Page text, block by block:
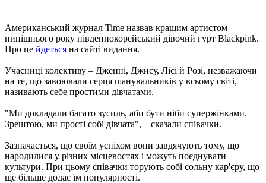
Американський журнал Time назвав кращим артистом
нинішнього року південнокорейський дівочий гурт Blackpink.
Про це йдеться на сайті видання.
Учасниці колективу – Дженні, Джису, Лісі й Розі, незважаючи
на те, що завоювали серця шанувальників у всьому світі,
називають себе простими дівчатами.
"Ми докладали багато зусиль, аби бути ніби супержінками.
Зрештою, ми прості собі дівчата", – сказали співачки.
Зазначається, що своїм успіхом вони завдячують тому, що
народилися у різних місцевостях і можуть поєднувати
культури. При цьому співачки торують собі сольну кар'єру, що
ще більше додає їм популярності.